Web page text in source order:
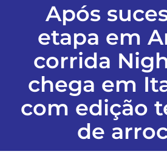
FALE CONOSCO
EDIÇÕES EM PDF
Após
etapa em
corrida
chega em
com edição
de